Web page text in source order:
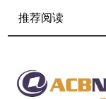
推荐阅读